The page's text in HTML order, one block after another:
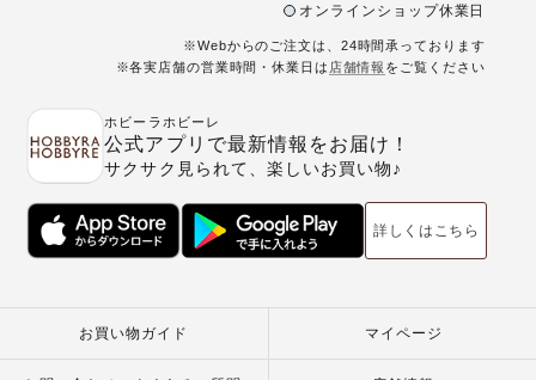
オンラインショップ休業日
※Webからのご注文は、24時間承っております
※各実店舗の営業時間・休業日は 店舗情報 をご覧ください
ホビーラホビーレ
公式アプリで最新情報をお届け！
サクサク見られて、楽しいお買い物♪
詳しくはこちら
お買い物ガイド マイページ